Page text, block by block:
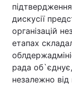
Головна
Україна
Економіка
дискусії
організацій
етапах
рада
незалежно від